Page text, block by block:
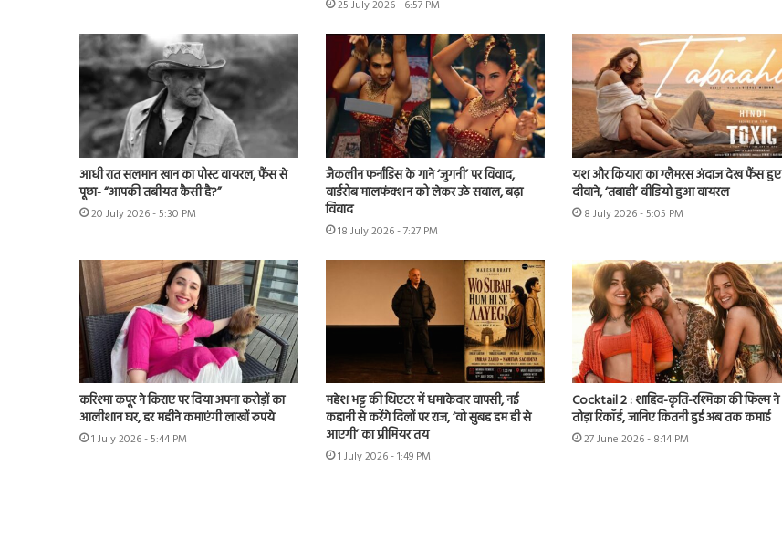
25 July 2026 - 6:57 PM
आधी रात सलमान खान का पोस्ट वायरल, फैंस से
पूछा- “आपकी तबीयत कैसी है?”
20 July 2026 - 5:30 PM
जैकलीन फर्नांडिस के गाने ‘जुगनी’ पर विवाद,
वार्डरोब मालफंक्शन को लेकर उठे सवाल, बढ़ा
विवाद
18 July 2026 - 7:27 PM
यश और कियारा का ग्लैमरस अंदाज देख फैंस हुए
दीवाने, ‘तबाही’ वीडियो हुआ वायरल
8 July 2026 - 5:05 PM
करिश्मा कपूर ने किराए पर दिया अपना करोड़ों का
आलीशान घर, हर महीने कमाएंगी लाखों रुपये
1 July 2026 - 5:44 PM
महेश भट्ट की थिएटर में धमाकेदार वापसी, नई
कहानी से करेंगे दिलों पर राज, ‘वो सुबह हम ही से
आएगी’ का प्रीमियर तय
1 July 2026 - 1:49 PM
Cocktail 2 : शाहिद-कृति-रश्मिका की फिल्म ने
तोड़ा रिकॉर्ड, जानिए कितनी हुई अब तक कमाई
27 June 2026 - 8:14 PM